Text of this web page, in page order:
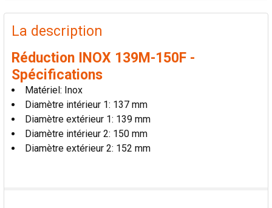
PRODUITS
FRÉQUEMMENT
ACHETÉS
TOUT
SÉLECTIONNER
AJOUTER
LA
SÉLECTION
AU PANIER
La description
Réduction INOX 139M-150F -
Spécifications
Matériel: Inox
Diamètre intérieur 1: 137 mm
Diamètre extérieur 1: 139 mm
Diamètre intérieur 2: 150 mm
Diamètre extérieur 2: 152 mm